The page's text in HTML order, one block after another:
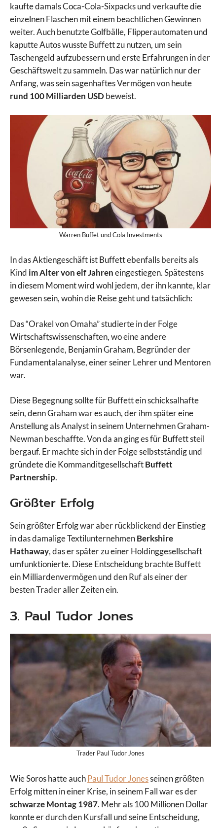
kaufte damals Coca-Cola-Sixpacks und verkaufte die
einzelnen Flaschen mit einem beachtlichen Gewinnen
weiter. Auch benutzte Golfbälle, Flipperautomaten und
kaputte Autos wusste Buffett zu nutzen, um sein
Taschengeld aufzubessern und erste Erfahrungen in der
Geschäftswelt zu sammeln. Das war natürlich nur der
Anfang, was sein sagenhaftes Vermögen von heute
rund 100 Milliarden USDbeweist.
Warren Buffet und Cola Investments
In das Aktiengeschäft ist Buffett ebenfalls bereits als
Kind im Alter von elf Jahreneingestiegen. Spätestens
in diesem Moment wird wohl jedem, der ihn kannte, klar
gewesen sein, wohin die Reise geht und tatsächlich:
Das “Orakel von Omaha” studierte in der Folge
Wirtschaftswissenschaften, wo eine andere
Börsenlegende, Benjamin Graham, Begründer der
Fundamentalanalyse, einer seiner Lehrer und Mentoren
war.
Diese Begegnung sollte für Buffett ein schicksalhafte
sein, denn Graham war es auch, der ihm später eine
Anstellung als Analyst in seinem Unternehmen Graham-
Newman beschaffte. Von da an ging es für Buffett steil
bergauf. Er machte sich in der Folge selbstständig und
gründete die KommanditgesellschaftBuffett
Partnership.
Größter Erfolg
Sein größter Erfolg war aber rückblickend der Einstieg
in das damalige TextilunternehmenBerkshire
Hathaway, das er später zu einer Holdinggesellschaft
umfunktionierte. Diese Entscheidung brachte Buffett
ein Milliardenvermögen und den Ruf als einer der
besten Trader aller Zeiten ein.
3. Paul Tudor Jones
Trader Paul Tudor Jones
Wie Soros hatte auchPaul Tudor Jonesseinen größten
Erfolg mitten in einer Krise, in seinem Fall war es der
schwarze Montag 1987. Mehr als 100 Millionen Dollar
konnte er durch den Kursfall und seine Entscheidung,